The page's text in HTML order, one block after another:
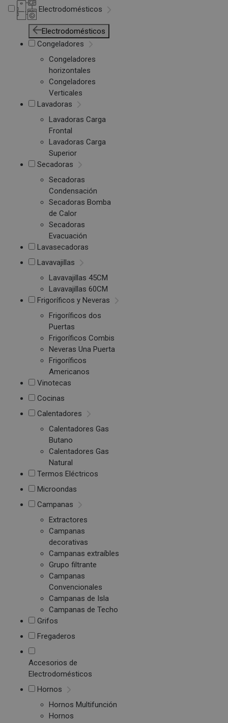
Electrodomésticos
Electrodomésticos
Congeladores
Congeladores
horizontales
Congeladores
Verticales
Lavadoras
Lavadoras Carga
Frontal
Lavadoras Carga
Superior
Secadoras
Secadoras
Condensación
Secadoras Bomba
de Calor
Secadoras
Evacuación
Lavasecadoras
Lavavajillas
Lavavajillas 45CM
Lavavajillas 60CM
Frigoríficos y Neveras
Frigoríficos dos
Puertas
Frigoríficos Combis
Neveras Una Puerta
Frigoríficos
Americanos
Vinotecas
Cocinas
Calentadores
Calentadores Gas
Butano
Calentadores Gas
Natural
Termos Eléctricos
Microondas
Campanas
Extractores
Campanas
decorativas
Campanas extraíbles
Grupo filtrante
Campanas
Convencionales
Campanas de Isla
Campanas de Techo
Grifos
Fregaderos
Accesorios de
Electrodomésticos
Hornos
Hornos Multifunción
Hornos